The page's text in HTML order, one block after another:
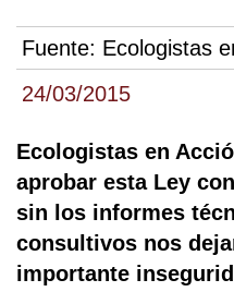
24/03/2015
Fuente: Ecologistas
Ecologistas en
aprobar esta Ley
sin los informes
consultivos nos
importante